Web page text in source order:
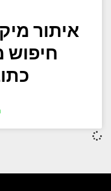
איתור
חיפוש